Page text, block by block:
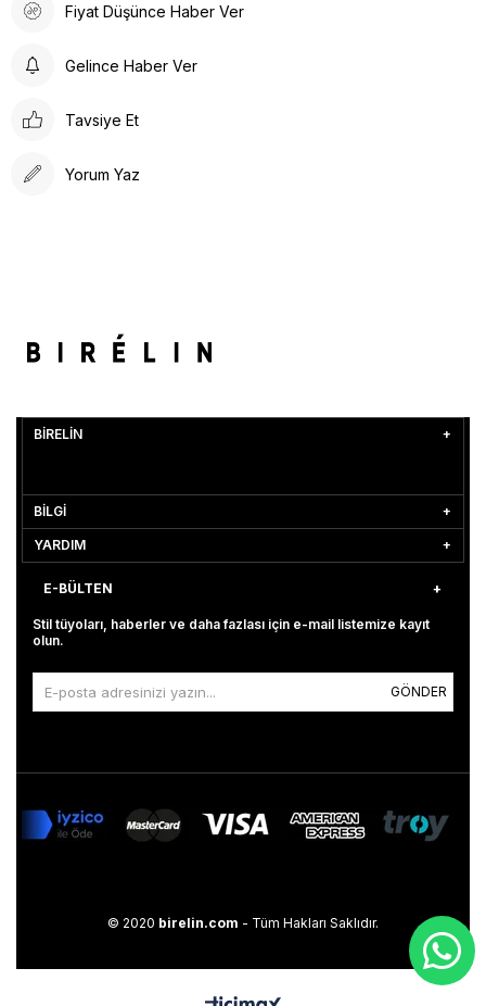
Fiyat Düşünce Haber Ver
Gelince Haber Ver
Tavsiye Et
Yorum Yaz
BİRELİN
BİLGİ
YARDIM
E-BÜLTEN
Stil tüyoları, haberler ve daha fazlası için e-mail listemize kayıt
olun.
GÖNDER
© 2020 birelin.com - Tüm Hakları Saklıdır.